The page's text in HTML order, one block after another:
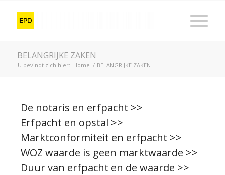
BELANGRIJKE ZAKEN
U bevindt zich hier: Home / BELANGRIJKE ZAKEN
De notaris en erfpacht >>
Erfpacht en opstal >>
Marktconformiteit en erfpacht >>
WOZ waarde is geen marktwaarde >>
Duur van erfpacht en de waarde >>